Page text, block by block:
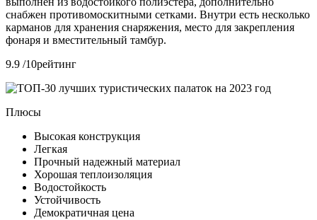
снабжен противомоскитными сетками. Внутри есть несколько
карманов для хранения снаряжения, место для закрепления
фонаря и вместительный тамбур.
9.9 /10рейтинг
Плюсы
Высокая конструкция
Легкая
Прочный надежный материал
Хорошая теплоизоляция
Водостойкость
Устойчивость
Демократичная цена